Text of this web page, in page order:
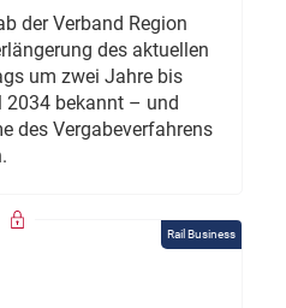
der Verband Region
des aktuellen
um zwei Jahre bis
bekannt – und
des Vergabeverfahrens
Rail Business